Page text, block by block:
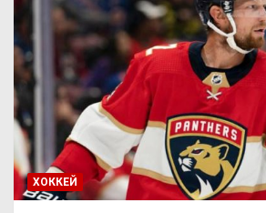
ХОККЕЙ